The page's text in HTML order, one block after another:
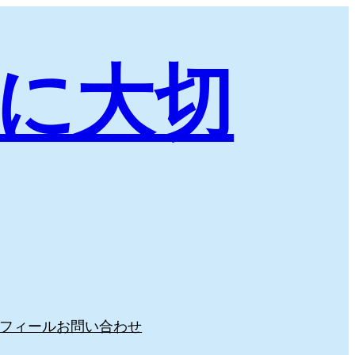
大切
ィールお問い合わせ